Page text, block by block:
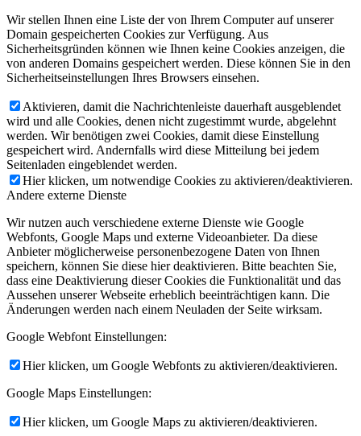
Wir stellen Ihnen eine Liste der von Ihrem Computer auf unserer
Domain gespeicherten Cookies zur Verfügung. Aus
Sicherheitsgründen können wie Ihnen keine Cookies anzeigen, die
von anderen Domains gespeichert werden. Diese können Sie in den
Sicherheitseinstellungen Ihres Browsers einsehen.
Aktivieren, damit die Nachrichtenleiste dauerhaft ausgeblendet
wird und alle Cookies, denen nicht zugestimmt wurde, abgelehnt
werden. Wir benötigen zwei Cookies, damit diese Einstellung
gespeichert wird. Andernfalls wird diese Mitteilung bei jedem
Seitenladen eingeblendet werden.
Hier klicken, um notwendige Cookies zu aktivieren/deaktivieren.
Andere externe Dienste
Wir nutzen auch verschiedene externe Dienste wie Google
Webfonts, Google Maps und externe Videoanbieter. Da diese
Anbieter möglicherweise personenbezogene Daten von Ihnen
speichern, können Sie diese hier deaktivieren. Bitte beachten Sie,
dass eine Deaktivierung dieser Cookies die Funktionalität und das
Aussehen unserer Webseite erheblich beeinträchtigen kann. Die
Änderungen werden nach einem Neuladen der Seite wirksam.
Google Webfont Einstellungen:
Hier klicken, um Google Webfonts zu aktivieren/deaktivieren.
Google Maps Einstellungen:
Hier klicken, um Google Maps zu aktivieren/deaktivieren.